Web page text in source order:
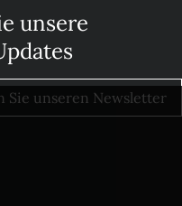
unsere
Sie unseren Newsletter